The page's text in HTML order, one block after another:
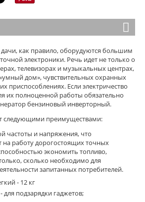
как правило, оборудуются большим
электроники. Речь идет не только о
телевизорах и музыкальных центрах,
дом», чувствительных охранных
приспособлениях. Если электричество
их полноценной работы обязательно
бензиновый инверторный.
следующими преимуществами:
частоты и напряжения, что
на работу дорогостоящих точных
экономить топливо,
сколько необходимо для
запитанных потребителей.
- 12 кг
для подзарядки гаджетов;